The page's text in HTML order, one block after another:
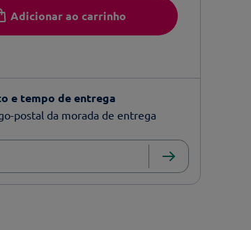
Adicionar ao carrinho
e tempo de entrega
postal da morada de entrega